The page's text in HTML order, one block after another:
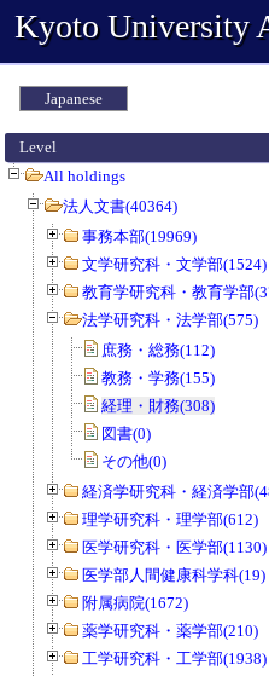
Kyoto University
Japanese
Level
All holdings
法人文書(40364)
事務本部(19969)
文学研究科・文学部(1524)
教育学研究科・教育学部
法学研究科・法学部(575)
庶務・総務(112)
教務・学務(155)
経理・財務(308)
図書(0)
その他(0)
経済学研究科・経済学部
理学研究科・理学部(612)
医学研究科・医学部(1130)
医学部人間健康科学科(19)
附属病院(1672)
薬学研究科・薬学部(210)
工学研究科・工学部(1938)